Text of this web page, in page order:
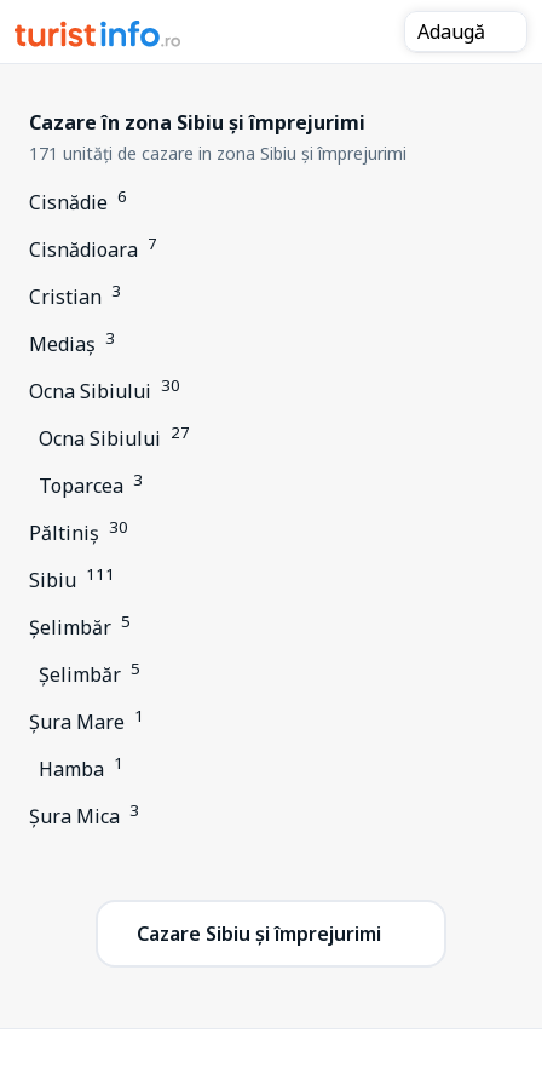
Adaugă
Cazare în zona Sibiu și împrejurimi
171 unități de cazare in zona Sibiu și împrejurimi
Cisnădie 6
Cisnădioara 7
Cristian 3
Mediaș 3
Ocna Sibiului 30
Ocna Sibiului 27
Toparcea 3
Păltiniș 30
Sibiu 111
Șelimbăr 5
Șelimbăr 5
Șura Mare 1
Hamba 1
Șura Mica 3
Cazare Sibiu și împrejurimi